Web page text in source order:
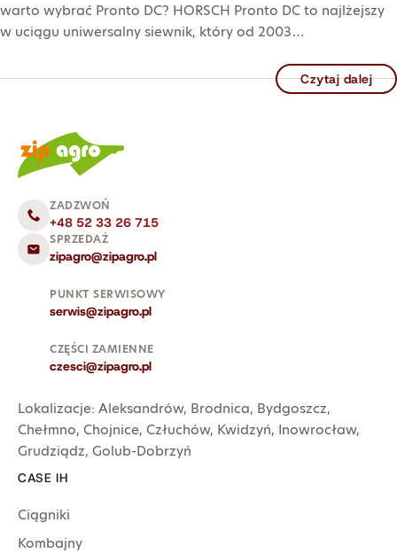
warto wybrać Pronto DC? HORSCH Pronto DC to najlżejszy
w uciągu uniwersalny siewnik, który od 2003…
Czytaj dalej
ZADZWOŃ
+48 52 33 26 715
SPRZEDAŻ
zipagro@zipagro.pl
PUNKT SERWISOWY
serwis@zipagro.pl
CZĘŚCI ZAMIENNE
czesci@zipagro.pl
Lokalizacje: Aleksandrów, Brodnica, Bydgoszcz,
Chełmno, Chojnice, Człuchów, Kwidzyń, Inowrocław,
Grudziądz, Golub-Dobrzyń
CASE IH
Ciągniki
Kombajny